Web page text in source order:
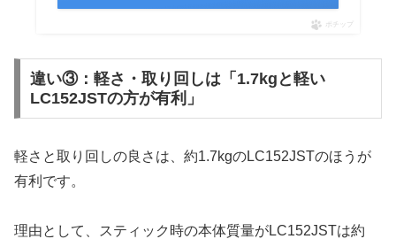
ポチップ
違い③：軽さ・取り回しは「1.7kgと軽い
LC152JSTの方が有利」
軽さと取り回しの良さは、約1.7kgのLC152JSTのほうが
有利です。
理由として、スティック時の本体質量がLC152JSTは約